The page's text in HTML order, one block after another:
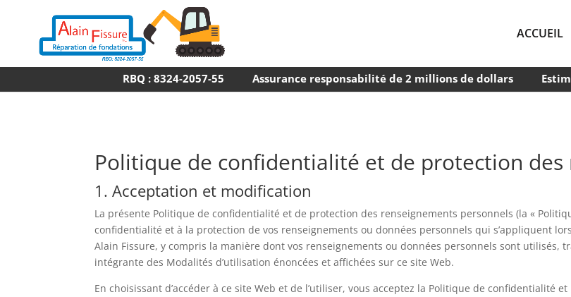
ACCUEIL
RBQ : 8324-2057-55 Assurance responsabilité de 2 millions de dollars
Politique de confidentialité et de protection
1. Acceptation et modification
La présente Politique de confidentialité et de protection des renseignements personnels (la «
confidentialité et à la protection de vos renseignements ou données personnels qui s’appliquent
Alain Fissure, y compris la manière dont vos renseignements ou données personnels sont
intégrante des Modalités d’utilisation énoncées et affichées sur ce site Web.
En choisissant d’accéder à ce site Web et de l’utiliser, vous acceptez la Politique de confidentialité